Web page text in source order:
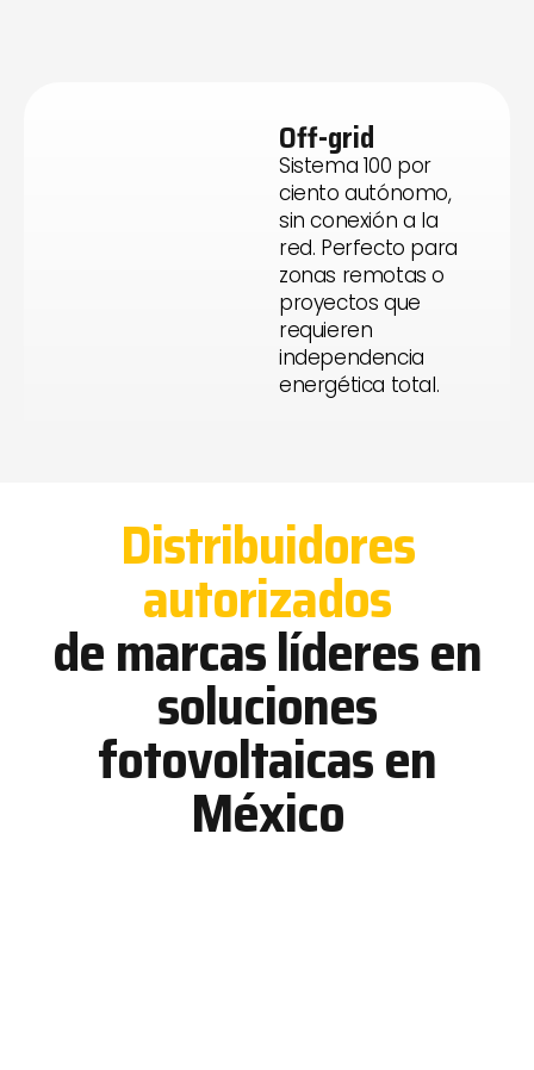
Off-grid
Sistema 100 por
ciento autónomo,
sin conexión a la
red. Perfecto para
zonas remotas o
proyectos que
requieren
independencia
energética total.
Distribuidores
autorizados
de marcas líderes en
soluciones
fotovoltaicas en
México